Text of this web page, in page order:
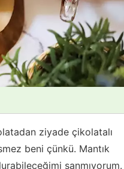
ziyade çikolatalı
beni çünkü. Mantık
sanmıyorum.